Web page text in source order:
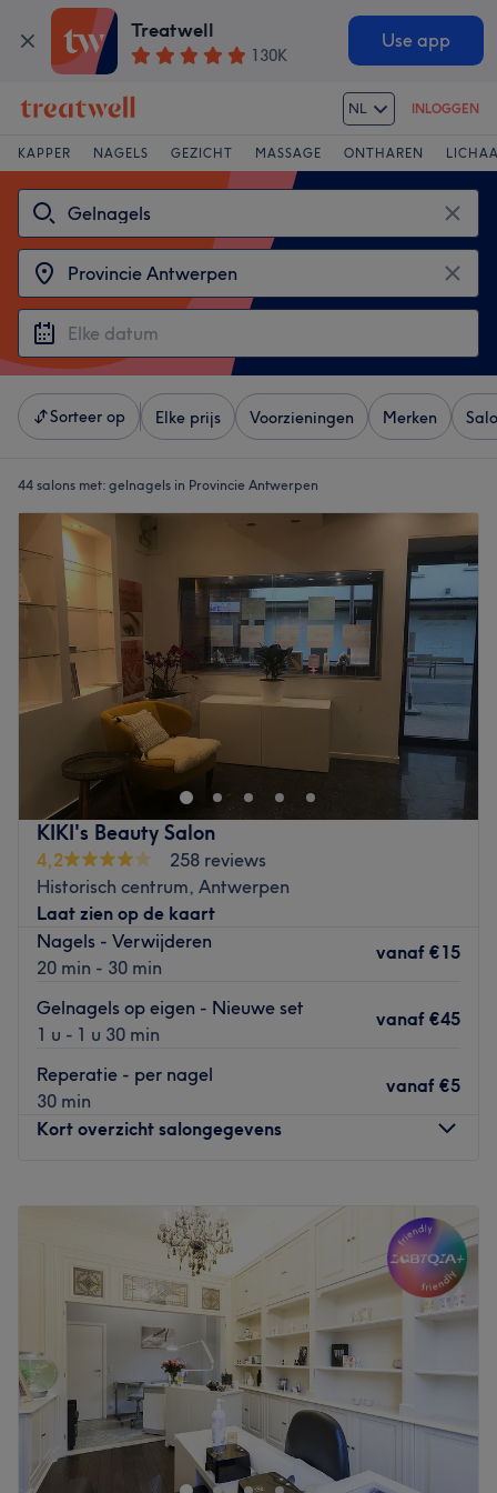
Treatwell
130K
Use app
NL INLOGGEN
KAPPER NAGELS GEZICHT MASSAGE ONTHAREN
Sorteer op Elke prijs Voorzieningen Merken
44 salons met: gelnagels in Provincie Antwerpen
KIKI's Beauty Salon
4,2
258 reviews
Historisch centrum, Antwerpen
Laat zien op de kaart
Nagels - Verwijderen
20 min - 30 min
vanaf €15
Gelnagels op eigen - Nieuwe set
1 u - 1 u 30 min
vanaf €45
Reperatie - per nagel
30 min
vanaf €5
Kort overzicht salongegevens
10:00
18:00
10:00
18:00
Donderdag
10:00–18:00
Vrijdag
10:00–18:00
Zaterdag
10:00–18:00
11:00
KIKI's Beauty Salon in Antwerpen combineert en gebruikt
de essentie van de oosterse en westerse
schoonheidsindustrie, en is bovendien erg goed in de
mysterie van huidmanagement. Je zult hier dus als nieuw